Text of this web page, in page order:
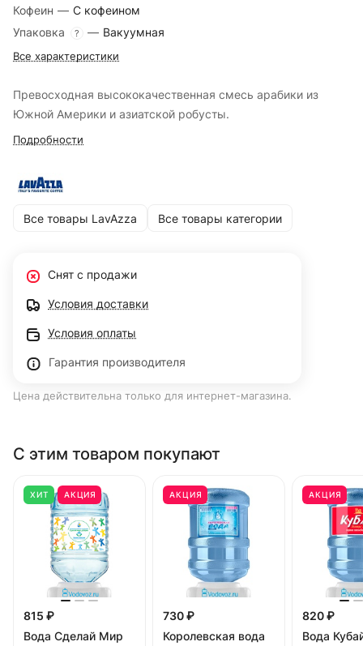
Кофеин — С кофеином
Упаковка
? — Вакуумная
Все характеристики
Превосходная высококачественная смесь арабики из
Южной Америки и азиатской робусты.
Подробности
Все товары LavAzza Все товары категории
Снят с продажи
Условия доставки
Условия оплаты
Гарантия производителя
Цена действительна только для интернет-магазина.
С этим товаром покупают
ХИТ АКЦИЯ
815 ₽
Вода Сделай Мир
АКЦИЯ
730 ₽
Королевская вода
АКЦИЯ
820 ₽
Вода